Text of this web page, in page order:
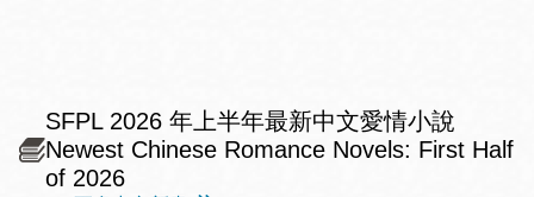
SFPL 2026 年上半年最新中文愛情小說
Newest Chinese Romance Novels: First Half
of 2026